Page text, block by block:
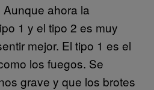
ahora la
1 y el tipo 2 es muy
mejor. El tipo 1 es el
los fuegos. Se
grave y que los brotes